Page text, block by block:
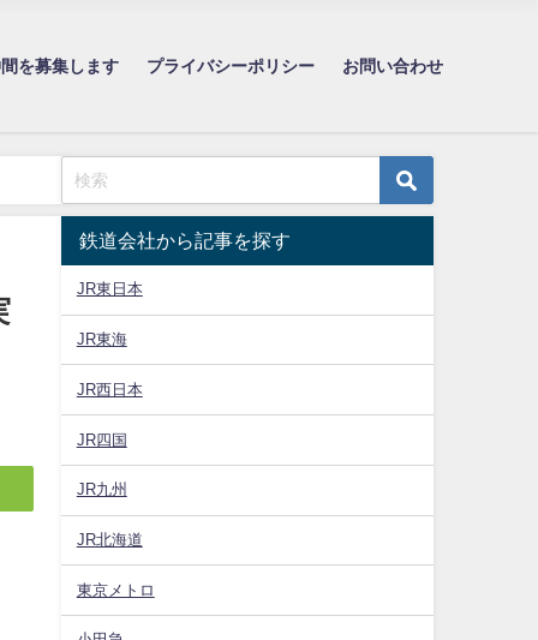
を募集します プライバシーポリシー お問い合わせ
鉄道会社から記事を探す
JR東日本
JR東海
JR西日本
JR四国
JR九州
JR北海道
東京メトロ